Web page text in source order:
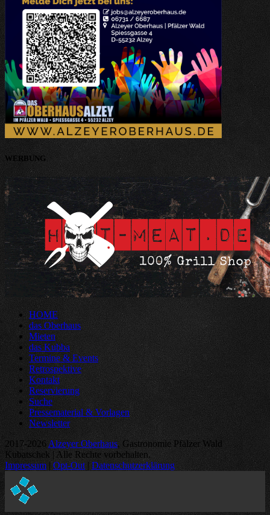
WERBUNG
HOME
das Oberhaus
Mieten
das Kubba
Termine & Events
Retrospektive
Kontakt
Reservierung
Suche
Pressematerial & Vorlagen
Newsletter
2017-2026 Alzeyer Oberhaus, Gastronomie Pfälzer Wald
Kubatschek | Alle Rechte vorbehalten.
Impressum |Opt-Out | Datenschutzerklärung